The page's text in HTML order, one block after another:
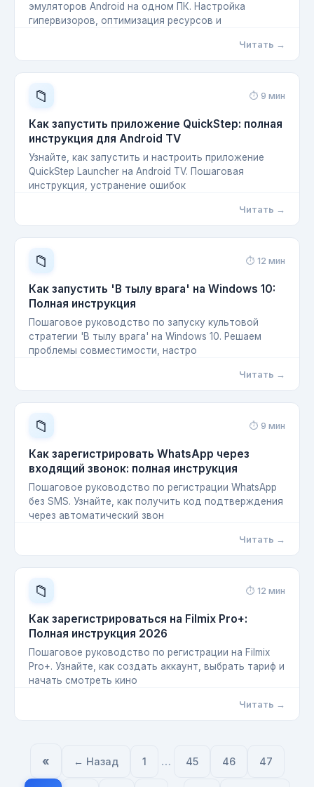
эмуляторов Android на одном ПК. Настройка
гипервизоров, оптимизация ресурсов и
Читать →
📁 ⏱ 9 мин
Как запустить приложение QuickStep: полная
инструкция для Android TV
Узнайте, как запустить и настроить приложение
QuickStep Launcher на Android TV. Пошаговая
инструкция, устранение ошибок
Читать →
📁 ⏱ 12 мин
Как запустить 'В тылу врага' на Windows 10:
Полная инструкция
Пошаговое руководство по запуску культовой
стратегии 'В тылу врага' на Windows 10. Решаем
проблемы совместимости, настро
Читать →
📁 ⏱ 9 мин
Как зарегистрировать WhatsApp через
входящий звонок: полная инструкция
Пошаговое руководство по регистрации WhatsApp
без SMS. Узнайте, как получить код подтверждения
через автоматический звон
Читать →
📁 ⏱ 12 мин
Как зарегистрироваться на Filmix Pro+:
Полная инструкция 2026
Пошаговое руководство по регистрации на Filmix
Pro+. Узнайте, как создать аккаунт, выбрать тариф и
начать смотреть кино
Читать →
« ← Назад 1 … 45 46 47